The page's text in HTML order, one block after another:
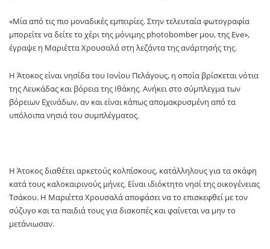
«Μία από τις πιο μοναδικές εμπειρίες. Στην τελευταία φωτογραφία
μπορείτε να δείτε το χέρι της μόνιμης photobomber μου, της Eve»,
έγραψε η Μαριέττα Χρουσαλά στη λεζάντα της ανάρτησής της.
Η Άτοκος είναι νησίδα του Ιονίου Πελάγους, η οποία βρίσκεται νότια
της Λευκάδας και βόρεια της Ιθάκης. Ανήκει στο σύμπλεγμα των
βόρειων Εχινάδων, αν και είναι κάπως απομακρυσμένη από τα
υπόλοιπα νησιά του συμπλέγματος.
Η Άτοκος διαθέτει αρκετούς κολπίσκους, κατάλληλους για τα σκάφη
κατά τους καλοκαιρινούς μήνες. Είναι ιδιόκτητο νησί της οικογένειας
Τσάκου. Η Μαριέττα Χρουσαλά αποφάσει να το επισκεφθεί με τον
σύζυγο και τα παιδιά τους για διακοπές και φαίνεται να μην το
μετάνιωσαν.